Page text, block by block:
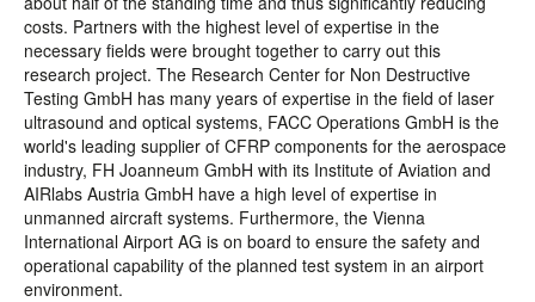
costs. Partners with the highest level of expertise in the
necessary fields were brought together to carry out this
research project. The Research Center for Non Destructive
Testing GmbH has many years of expertise in the field of laser
ultrasound and optical systems, FACC Operations GmbH is the
world's leading supplier of CFRP components for the aerospace
industry, FH Joanneum GmbH with its Institute of Aviation and
AIRlabs Austria GmbH have a high level of expertise in
unmanned aircraft systems. Furthermore, the Vienna
International Airport AG is on board to ensure the safety and
operational capability of the planned test system in an airport
environment.